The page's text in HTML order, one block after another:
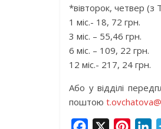
*вівторок, четвер (з
1 міс.- 18, 72 грн.
3 міс. – 55,46 грн.
6 міс. – 109, 22 грн.
12 міс.- 217, 24 грн.
Або у відділі
поштою